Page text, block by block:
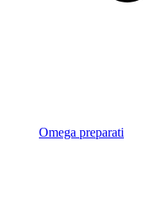
Omega preparati